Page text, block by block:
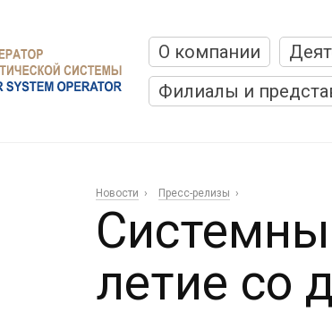
О компании
Филиалы и
Новости Пресс-релизы
летие со